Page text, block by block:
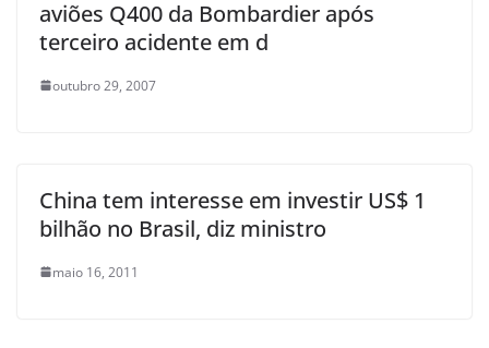
aviões Q400 da Bombardier após
terceiro acidente em d
outubro 29, 2007
China tem interesse em investir US$ 1
bilhão no Brasil, diz ministro
maio 16, 2011